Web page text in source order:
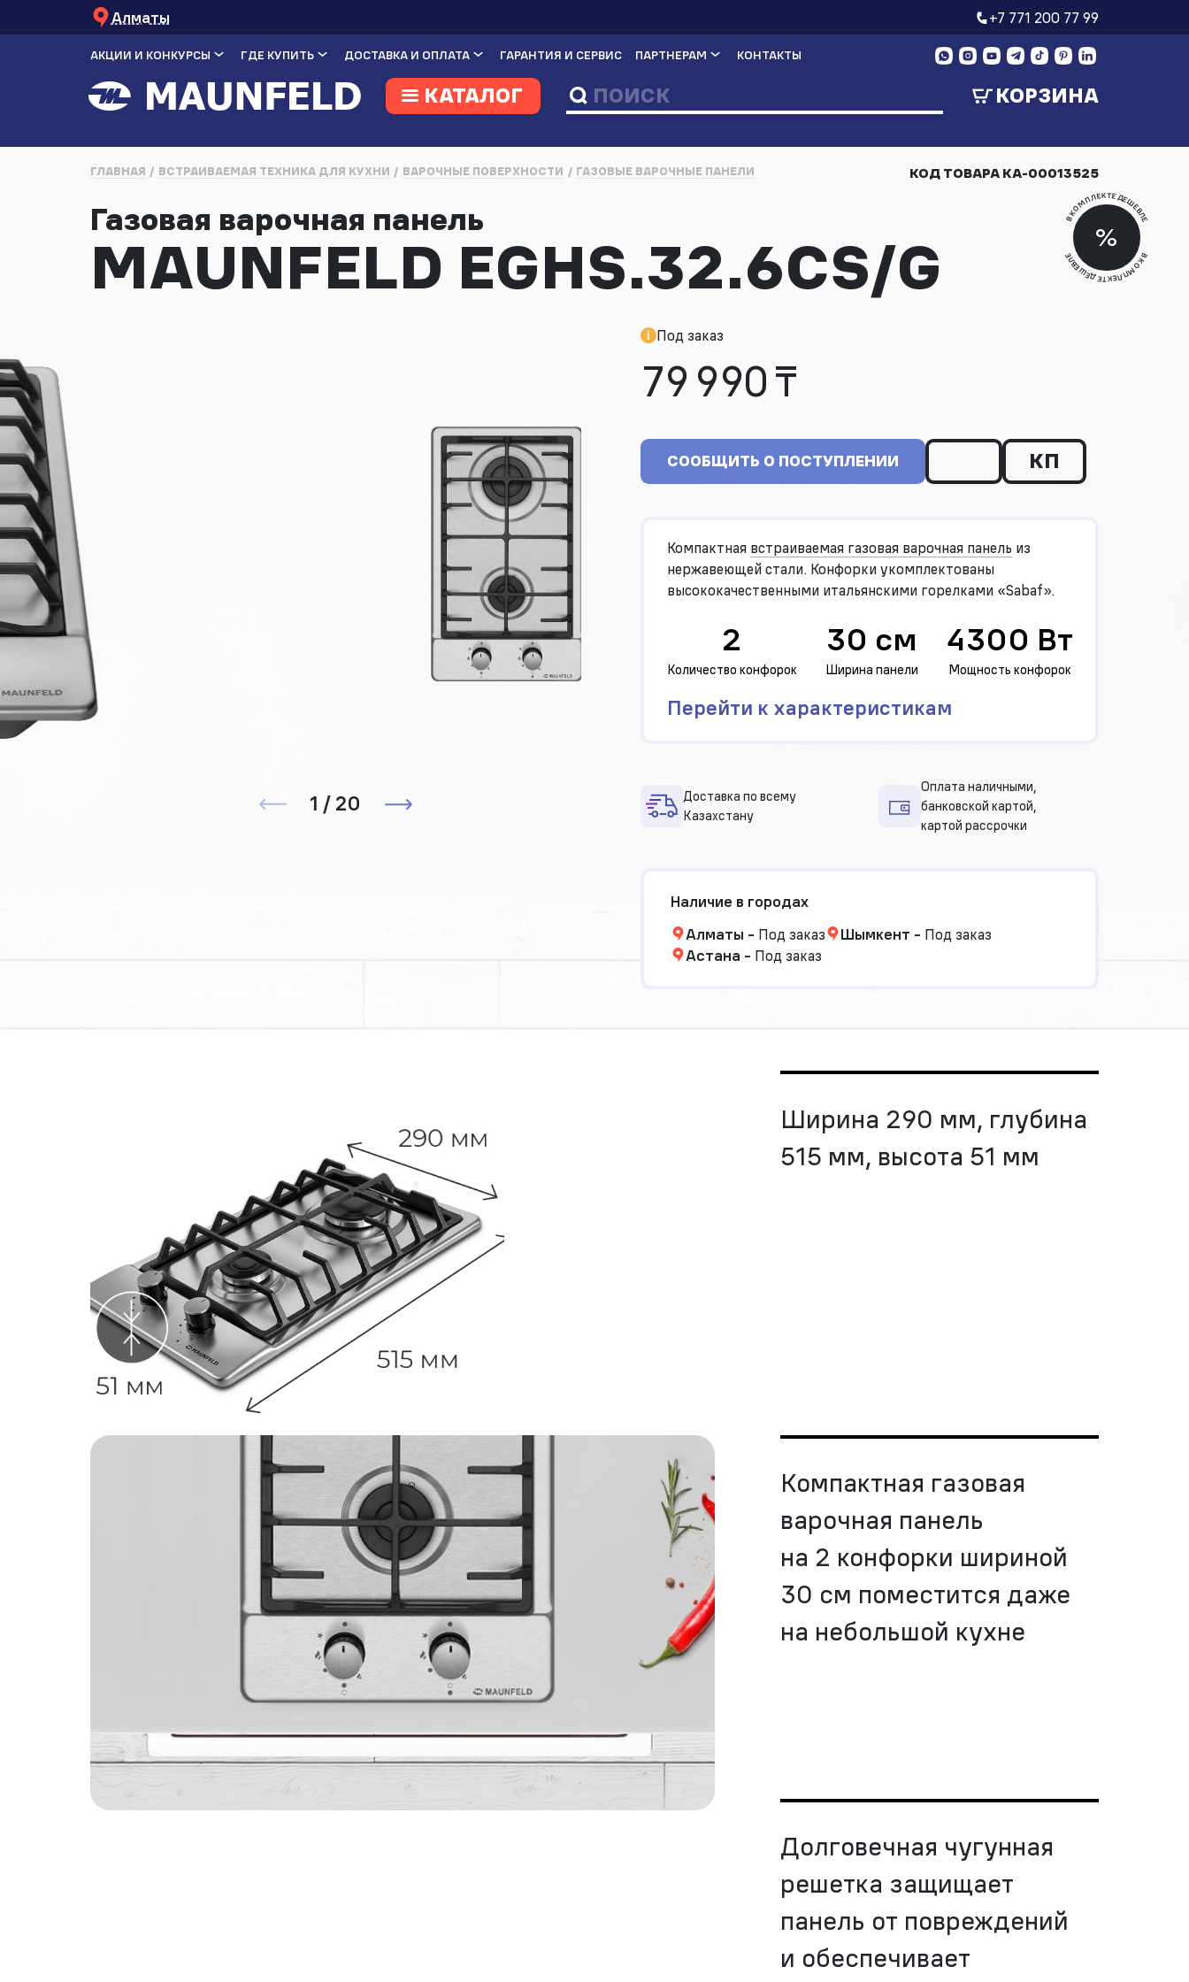
Алматы +7 771 200 77 99
АКЦИИ И КОНКУРСЫ ГДЕ КУПИТЬ ДОСТАВКА И ОПЛАТА ГАРАНТИЯ И СЕРВИС ПАРТНЕРАМ КОНТАКТЫ
КАТАЛОГ КОРЗИНА
%
В КОМПЛЕКТЕ ДЕШЕВЛЕ
В КОМПЛЕКТЕ ДЕШЕВЛЕ
ГЛАВНАЯ ВСТРАИВАЕМАЯ ТЕХНИКА ДЛЯ КУХНИ ВАРОЧНЫЕ ПОВЕРХНОСТИ ГАЗОВЫЕ ВАРОЧНЫЕ ПАНЕЛИ КОД ТОВАРА КА-00013525
Газовая варочная панель
MAUNFELD EGHS.32.6CS/G
1 / 20
Под заказ
79 990 ₸
СООБЩИТЬ О ПОСТУПЛЕНИИ КП
Компактная встраиваемая газовая варочная панель из
нержавеющей стали. Конфорки укомплектованы
высококачественными итальянскими горелками «Sabaf».
2
Количество конфорок
30 см
Ширина панели
4300 Вт
Мощность конфорок
Перейти к характеристикам
Доставка по всему
Казахстану
Оплата наличными,
банковской картой,
картой рассрочки
Наличие в городах
Алматы - Под заказ Шымкент - Под заказ
Астана - Под заказ
Ширина 290 мм, глубина
515 мм, высота 51 мм
Компактная газовая
варочная панель
на 2 конфорки шириной
30 см поместится даже
на небольшой кухне
Долговечная чугунная
решетка защищает
панель от повреждений
и обеспечивает